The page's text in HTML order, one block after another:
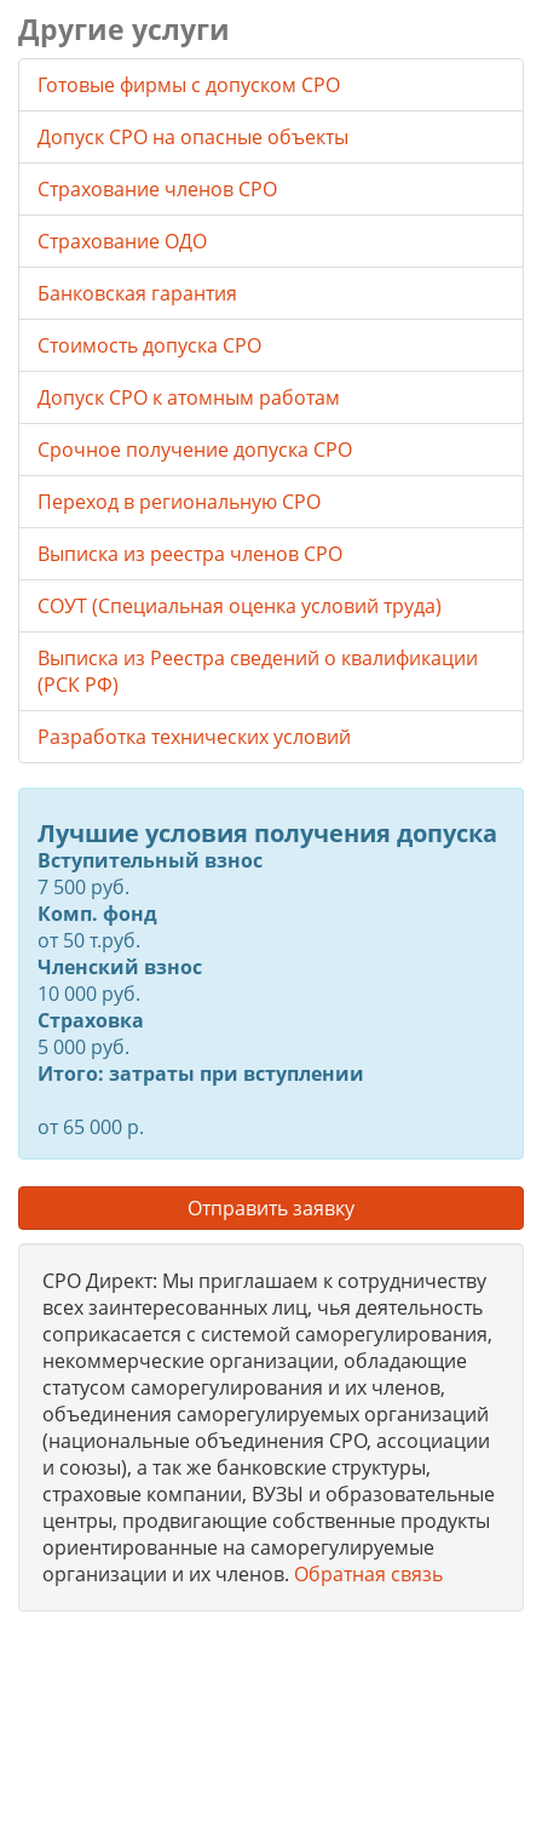
Другие услуги
Готовые фирмы с допуском СРО
Допуск СРО на опасные объекты
Страхование членов СРО
Страхование ОДО
Банковская гарантия
Стоимость допуска СРО
Допуск СРО к атомным работам
Срочное получение допуска СРО
Переход в региональную СРО
Выписка из реестра членов СРО
СОУТ (Специальная оценка условий труда)
Выписка из Реестра сведений о квалификации
(РСК РФ)
Разработка технических условий
Лучшие условия получения допуска
Вступительный взнос
7 500 руб.
Комп. фонд
от50т.руб.
Членский взнос
10 000 руб.
Страховка
5 000 руб.
Итого: затраты при вступлении
от 65 000 р.
Отправить заявку
СРО Директ: Мы приглашаем к сотрудничеству
всех заинтересованных лиц, чья деятельность
соприкасается с системой саморегулирования,
некоммерческие организации, обладающие
статусом саморегулирования и их членов,
объединения саморегулируемых организаций
(национальные объединения СРО, ассоциации
и союзы), а так же банковские структуры,
страховые компании, ВУЗЫ и образовательные
центры, продвигающие собственные продукты
ориентированные на саморегулируемые
организации и их членов. Обратная связь